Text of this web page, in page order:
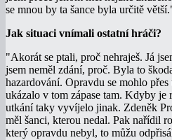
se mnou by ta šance byla určitě
Jak situaci vnímali ostatní hráči?
"Akorát se ptali, proč nehraješ. Já
jsem neměl zdání, proč. Byla to
hazardování. Opravdu se mohlo
ukázalo v tom zápase tam. Kdyby je
utkání taky vyvíjelo jinak. Zdeněk
měl šanci, kterou nedal. Pak nařídil
který opravdu nebyl, to můžu